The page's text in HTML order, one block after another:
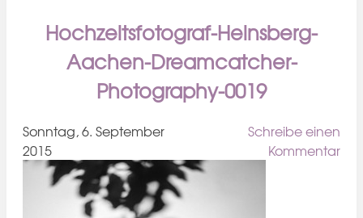
Hochzeitsfotograf-Heinsberg-
Aachen-Dreamcatcher-
Photography-0019
Sonntag, 6. September
2015
Schreibe einen
Kommentar